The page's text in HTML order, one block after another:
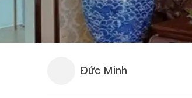
Đức Minh